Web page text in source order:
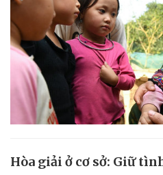
Hòa giải ở cơ sở: Giữ